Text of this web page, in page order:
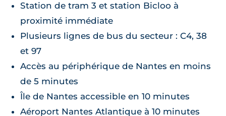
Station de tram 3 et station Bicloo à
proximité immédiate
Plusieurs lignes de bus du secteur : C4, 38
et 97
Accès au périphérique de Nantes en moins
de 5 minutes
Île de Nantes accessible en 10 minutes
Aéroport Nantes Atlantique à 10 minutes